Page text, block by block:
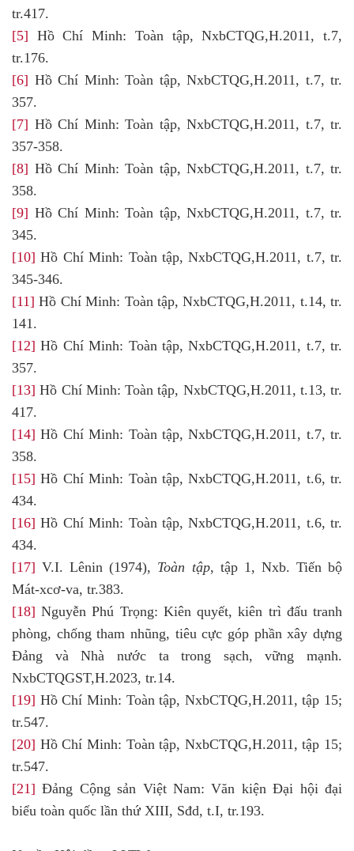
tr.417.
[5] Hồ Chí Minh: Toàn tập, NxbCTQG,H.2011, t.7,
tr.176.
[6] Hồ Chí Minh: Toàn tập, NxbCTQG,H.2011, t.7, tr.
357.
[7] Hồ Chí Minh: Toàn tập, NxbCTQG,H.2011, t.7, tr.
357-358.
[8] Hồ Chí Minh: Toàn tập, NxbCTQG,H.2011, t.7, tr.
358.
[9] Hồ Chí Minh: Toàn tập, NxbCTQG,H.2011, t.7, tr.
345.
[10] Hồ Chí Minh: Toàn tập, NxbCTQG,H.2011, t.7, tr.
345-346.
[11] Hồ Chí Minh: Toàn tập, NxbCTQG,H.2011, t.14, tr.
141.
[12] Hồ Chí Minh: Toàn tập, NxbCTQG,H.2011, t.7, tr.
357.
[13] Hồ Chí Minh: Toàn tập, NxbCTQG,H.2011, t.13, tr.
417.
[14] Hồ Chí Minh: Toàn tập, NxbCTQG,H.2011, t.7, tr.
358.
[15] Hồ Chí Minh: Toàn tập, NxbCTQG,H.2011, t.6, tr.
434.
[16] Hồ Chí Minh: Toàn tập, NxbCTQG,H.2011, t.6, tr.
434.
[17] V.I. Lênin (1974), Toàn tập, tập 1, Nxb. Tiến bộ
Mát-xcơ-va, tr.383.
[18] Nguyễn Phú Trọng: Kiên quyết, kiên trì đấu tranh
phòng, chống tham nhũng, tiêu cực góp phần xây dựng
Đảng và Nhà nước ta trong sạch, vững mạnh.
NxbCTQGST,H.2023, tr.14.
[19] Hồ Chí Minh: Toàn tập, NxbCTQG,H.2011, tập 15;
tr.547.
[20] Hồ Chí Minh: Toàn tập, NxbCTQG,H.2011, tập 15;
tr.547.
[21] Đảng Cộng sản Việt Nam: Văn kiện Đại hội đại
biểu toàn quốc lần thứ XIII, Sđd, t.I, tr.193.